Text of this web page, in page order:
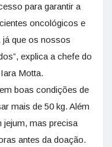
para garantir a
oncológicos e
já que os nossos
explica a chefe do
Motta.
boas condições de
mais de 50 kg. Além
jejum, mas precisa
antes da doação.